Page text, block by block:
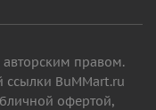
правом.
ссылки BuMMart.ru
офертой,